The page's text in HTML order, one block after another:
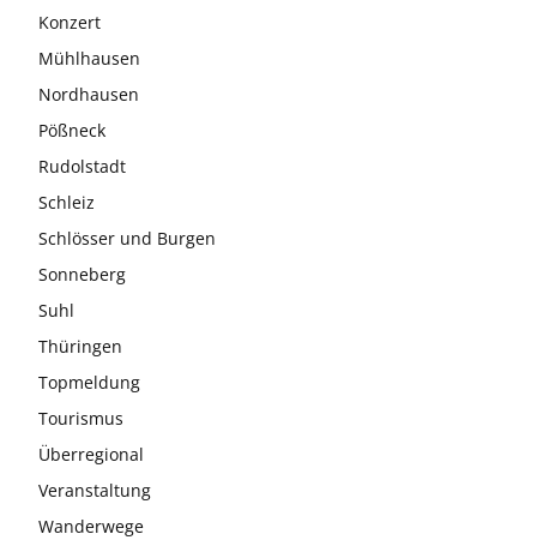
Konzert
Mühlhausen
Nordhausen
Pößneck
Rudolstadt
Schleiz
Schlösser und Burgen
Sonneberg
Suhl
Thüringen
Topmeldung
Tourismus
Überregional
Veranstaltung
Wanderwege